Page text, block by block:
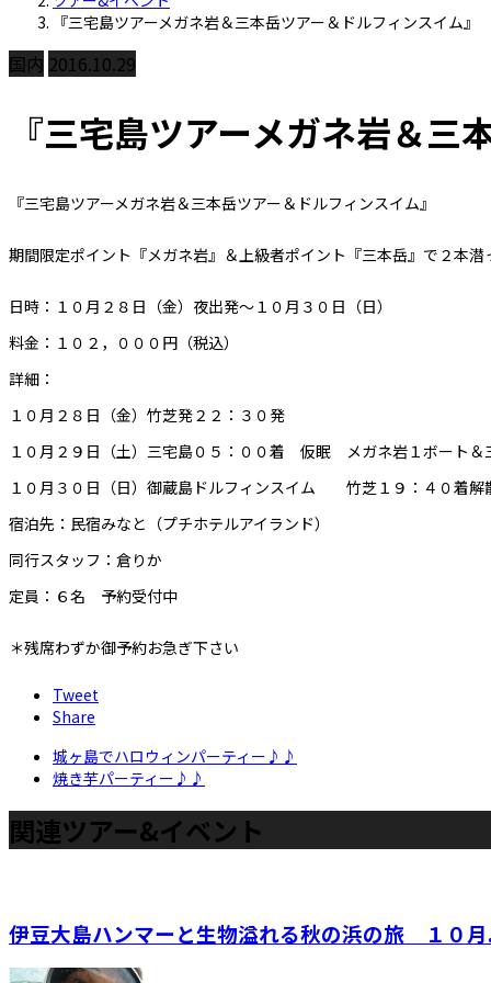
『三宅島ツアーメガネ岩＆三本岳ツアー＆ドルフィンスイム』
国内 2016.10.29
『三宅島ツアーメガネ岩＆
『三宅島ツアーメガネ岩＆三本岳ツアー＆ドルフィンスイム』
期間限定ポイント『メガネ岩』＆上級者ポイント『三本岳』で２本
日時：１０月２８日（金）夜出発～１０月３０日（日）
料金：１０２，０００円（税込）
詳細：
１０月２８日（金）竹芝発２２：３０発
１０月２９日（土）三宅島０５：００着 仮眠 メガネ岩１ボート＆
１０月３０日（日）御蔵島ドルフィンスイム 竹芝１９：４０着解
宿泊先：民宿みなと（プチホテルアイランド）
同行スタッフ：倉りか
定員：６名 予約受付中
＊残席わずか御予約お急ぎ下さい
Tweet
Share
城ヶ島でハロウィンパーティー♪♪
焼き芋パーティー♪♪
関連ツアー&イベント
伊豆大島ハンマーと生物溢れる秋の浜の旅 １０